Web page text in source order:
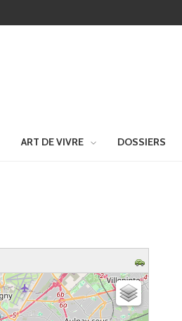
ART DE VIVRE DOSSIERS